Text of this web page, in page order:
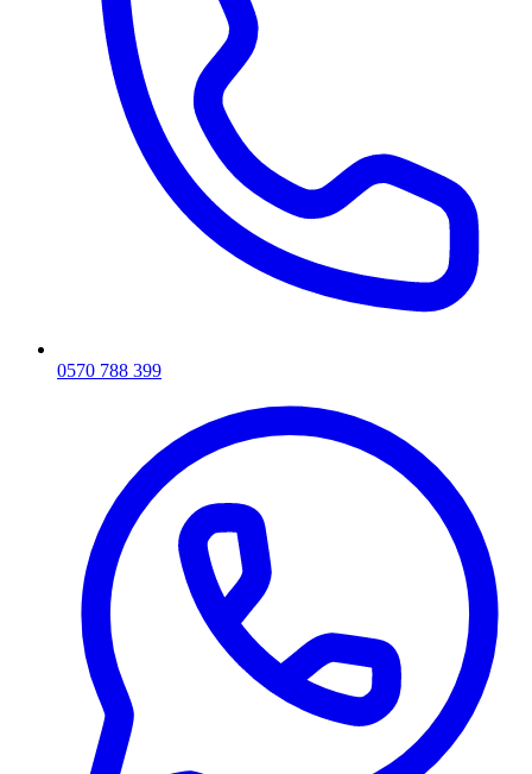
0570 788 399